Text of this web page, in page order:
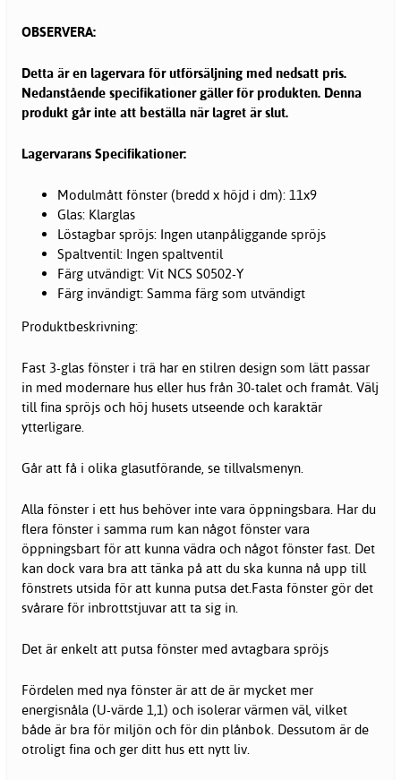
OBSERVERA:
Detta är en lagervara för utförsäljning med nedsatt pris.
Nedanstående specifikationer gäller för produkten. Denna
produkt går inte att beställa när lagret är slut.
Lagervarans Specifikationer:
Modulmått fönster (bredd x höjd i dm): 11x9
Glas: Klarglas
Löstagbar spröjs: Ingen utanpåliggande spröjs
Spaltventil: Ingen spaltventil
Färg utvändigt: Vit NCS S0502-Y
Färg invändigt: Samma färg som utvändigt
Produktbeskrivning:
Fast 3-glas fönster i trä har en stilren design som lätt passar
in med modernare hus eller hus från 30-talet och framåt. Välj
till fina spröjs och höj husets utseende och karaktär
ytterligare.
Går att få i olika glasutförande, se tillvalsmenyn.
Alla fönster i ett hus behöver inte vara öppningsbara. Har du
flera fönster i samma rum kan något fönster vara
öppningsbart för att kunna vädra och något fönster fast. Det
kan dock vara bra att tänka på att du ska kunna nå upp till
fönstrets utsida för att kunna putsa det.Fasta fönster gör det
svårare för inbrottstjuvar att ta sig in.
Det är enkelt att putsa fönster med avtagbara spröjs
Fördelen med nya fönster är att de är mycket mer
energisnåla (U-värde 1,1) och isolerar värmen väl, vilket
både är bra för miljön och för din plånbok. Dessutom är de
otroligt fina och ger ditt hus ett nytt liv.